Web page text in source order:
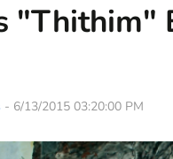
"Thithim"
- 6/13/2015 03:20:00 PM